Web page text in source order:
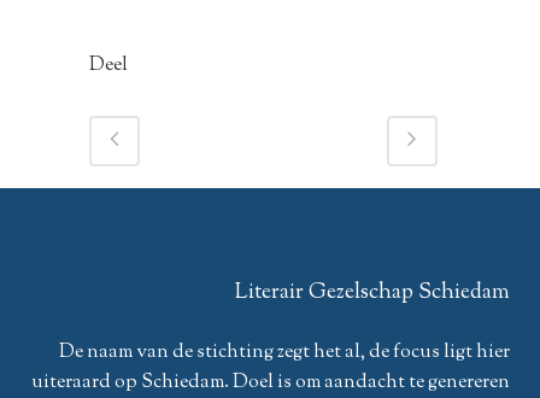
Deel
Literair Gezelschap Schiedam
De naam van de stichting zegt het al, de focus ligt hier
uiteraard op Schiedam. Doel is om aandacht te genereren